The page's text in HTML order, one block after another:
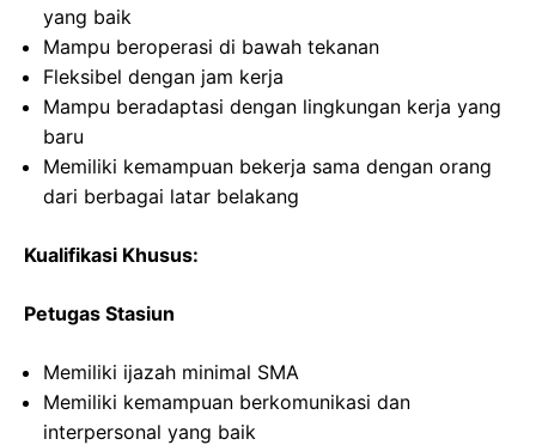
yang baik
Mampu beroperasi di bawah tekanan
Fleksibel dengan jam kerja
Mampu beradaptasi dengan lingkungan kerja yang
baru
Memiliki kemampuan bekerja sama dengan orang
dari berbagai latar belakang
Kualifikasi Khusus:
Petugas Stasiun
Memiliki ijazah minimal SMA
Memiliki kemampuan berkomunikasi dan
interpersonal yang baik